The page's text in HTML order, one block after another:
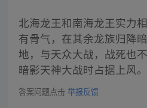
北海龙王和南海龙王实力
有骨气，在其余龙族归降
地，与天众大战，战死也
暗影天神大战时占据上风。
答案问题点击 举报反馈